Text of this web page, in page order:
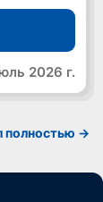
2026 г.
полностью ->